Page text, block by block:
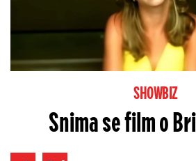
SHOWBIZ
Snima se film o